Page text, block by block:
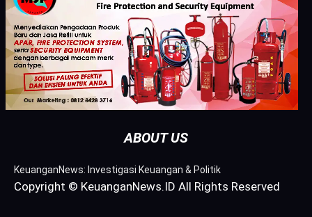
ABOUT US
KeuanganNews: Investigasi Keuangan & Politik
Copyright © KeuanganNews.ID All Rights Reserved